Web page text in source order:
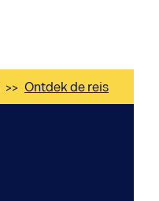
>> Ontdek de reis